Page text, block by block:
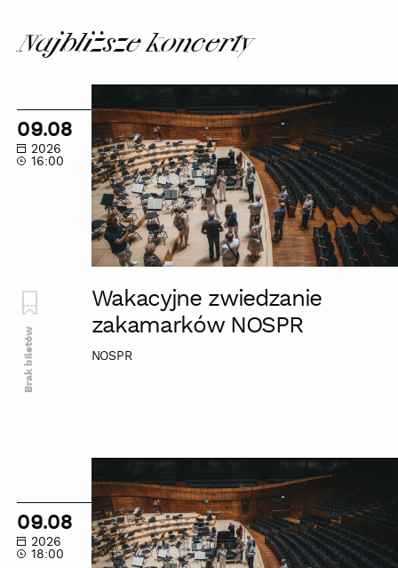
Najbliższe koncerty
zwiedzanie
zakamarków
NOSPR
09.08
2026
16:00
Wakacyjne zwiedzanie
zakamarków NOSPR
NOSPR
Brak biletów
zwiedzanie
zakamarków
NOSPR
09.08
2026
18:00